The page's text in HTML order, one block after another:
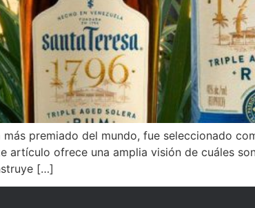
más premiado del mundo, fue seleccionado
artículo ofrece una amplia visión de cuáles
[…]